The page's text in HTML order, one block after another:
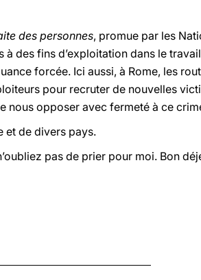
des personnes, promue par les
des fins d’exploitation dans le
forcée. Ici aussi, à Rome, les
pour recruter de nouvelles
nous opposer avec fermeté à ce
et de divers pays.
pas de prier pour moi. Bon